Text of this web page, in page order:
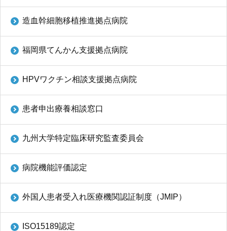
造血幹細胞移植推進拠点病院
福岡県てんかん支援拠点病院
HPVワクチン相談支援拠点病院
患者申出療養相談窓口
九州大学特定臨床研究監査委員会
病院機能評価認定
外国人患者受入れ医療機関認証制度（JMIP）
ISO15189認定